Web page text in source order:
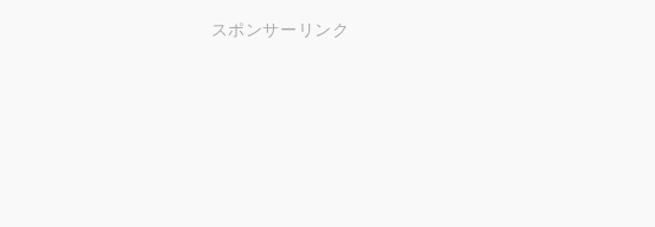
スポンサーリンク